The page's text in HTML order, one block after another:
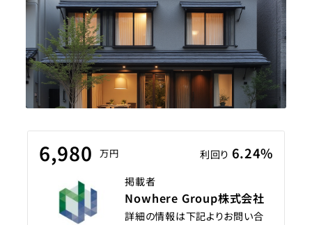
6,980 万円 利回り 6.24%
掲載者
Nowhere Group株式会社
詳細の情報は下記よりお問い合